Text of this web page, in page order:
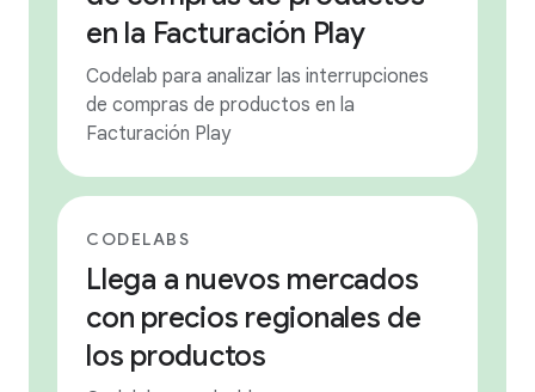
en la Facturación Play
Codelab para analizar las interrupciones
de compras de productos en la
Facturación Play
CODELABS
Llega a nuevos mercados
con precios regionales de
los productos